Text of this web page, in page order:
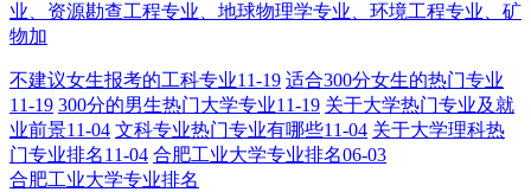
业、资源勘查工程专业、地球物理学专业、环境工程专业、矿
物加
不建议女生报考的工科专业11-19 适合300分女生的热门专业
11-19 300分的男生热门大学专业11-19 关于大学热门专业及就
业前景11-04 文科专业热门专业有哪些11-04 关于大学理科热
门专业排名11-04 合肥工业大学专业排名06-03
合肥工业大学专业排名